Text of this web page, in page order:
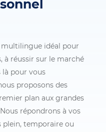
multilingue idéal pour
à réussir sur le marché
pour vous
proposons des
plan aux grandes
répondrons à vos
plein, temporaire ou